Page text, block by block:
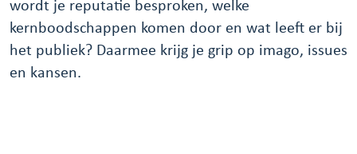
wordt je reputatie besproken, welke
kernboodschappen komen door en wat leeft er bij
het publiek? Daarmee krijg je grip op imago, issues
en kansen.